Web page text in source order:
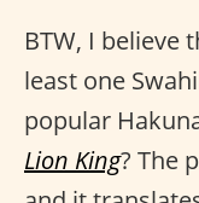
BTW, I believe
least one
popular
Lion King? The